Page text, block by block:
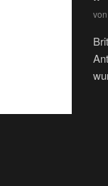
von